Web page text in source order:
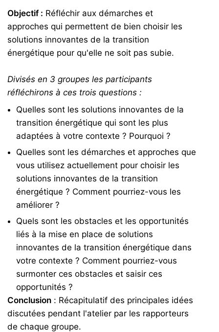
Objectif : Réfléchir aux démarches et
approches qui permettent de bien choisir les
solutions innovantes de la transition
énergétique pour qu'elle ne soit pas subie.
Divisés en 3 groupes les participants
réfléchirons à ces trois questions :
Quelles sont les solutions innovantes de la
transition énergétique qui sont les plus
adaptées à votre contexte ? Pourquoi ?
Quelles sont les démarches et approches que
vous utilisez actuellement pour choisir les
solutions innovantes de la transition
énergétique ? Comment pourriez-vous les
améliorer ?
Quels sont les obstacles et les opportunités
liés à la mise en place de solutions
innovantes de la transition énergétique dans
votre contexte ? Comment pourriez-vous
surmonter ces obstacles et saisir ces
opportunités ?
Conclusion : Récapitulatif des principales idées
discutées pendant l'atelier par les rapporteurs
de chaque groupe.